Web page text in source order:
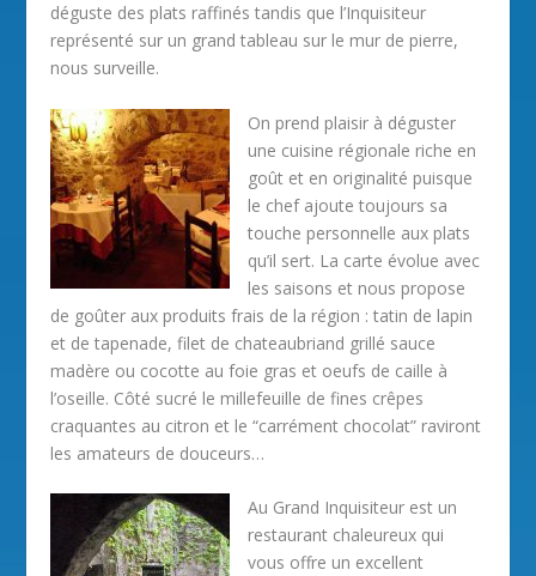
déguste des plats raffinés tandis que l’Inquisiteur
représenté sur un grand tableau sur le mur de pierre,
nous surveille.
On prend plaisir à déguster
une cuisine régionale riche en
goût et en originalité puisque
le chef ajoute toujours sa
touche personnelle aux plats
qu’il sert. La carte évolue avec
les saisons et nous propose
de goûter aux produits frais de la région : tatin de lapin
et de tapenade, filet de chateaubriand grillé sauce
madère ou cocotte au foie gras et oeufs de caille à
l’oseille. Côté sucré le millefeuille de fines crêpes
craquantes au citron et le “carrément chocolat” raviront
les amateurs de douceurs…
Au Grand Inquisiteur est un
restaurant chaleureux qui
vous offre un excellent